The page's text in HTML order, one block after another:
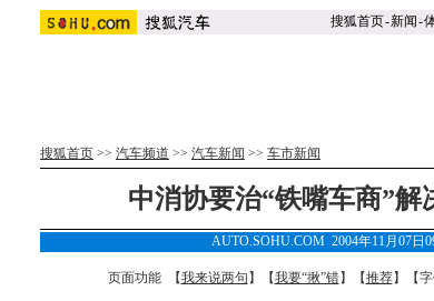
搜狐首页-新闻-
搜狐首页 >> 汽车频道 >> 汽车新闻 >> 车市新闻
中消协要治“铁嘴车商”解
AUTO.SOHU.COM 2004年11月07日
页面功能 【我来说两句 】【我要“揪”错】【推荐】【字